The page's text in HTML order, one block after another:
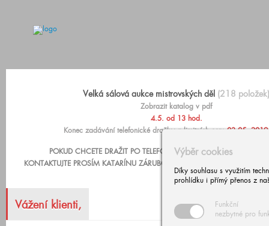
Výběr cookies
Díky souhlasu s využitím
prohlídku i přímý přenos z
Funkční
nezbytné pro
Velká sálová aukce mistrovských děl (218 položek)
Zobrazit katalog v pdf
4.5. od 13 hod.
Konec zadávání telefonické dražby a limitních cen:03.05.
POKUD CHCETE DRAŽIT PO TELEFONU NEBO ZADAT PEVNOU
KONTAKTUJTE PROSÍM KATARÍNU ZÁRUBOVOU, +420 602 293 023,
Vážení klienti,